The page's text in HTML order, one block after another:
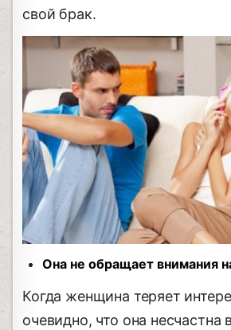
свой брак.
Она не обращает внимания
Когда женщина теряет
очевидно, что она несчастна